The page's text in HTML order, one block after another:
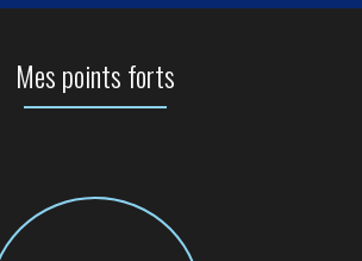
Mes points forts